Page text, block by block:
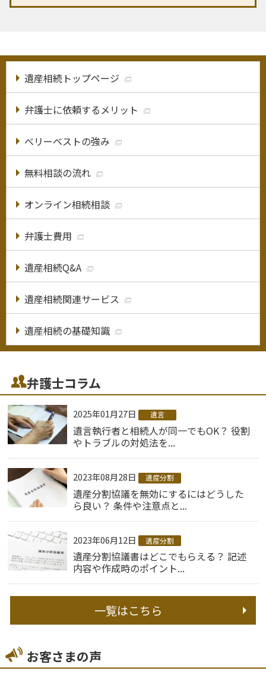
遺産相続トップページ
弁護士に依頼するメリット
べリーベストの強み
無料相談の流れ
オンライン相続相談
弁護士費用
遺産相続Q&A
遺産相続関連サービス
遺産相続の基礎知識
弁護士コラム
2025年01月27日 遺言
遺言執行者と相続人が同一でもOK？ 役割
やトラブルの対処法を...
2023年08月28日 遺産分割
遺産分割協議を無効にするにはどうした
ら良い？ 条件や注意点と...
2023年06月12日 遺産分割
遺産分割協議書はどこでもらえる？ 記述
内容や作成時のポイント...
一覧はこちら
お客さまの声